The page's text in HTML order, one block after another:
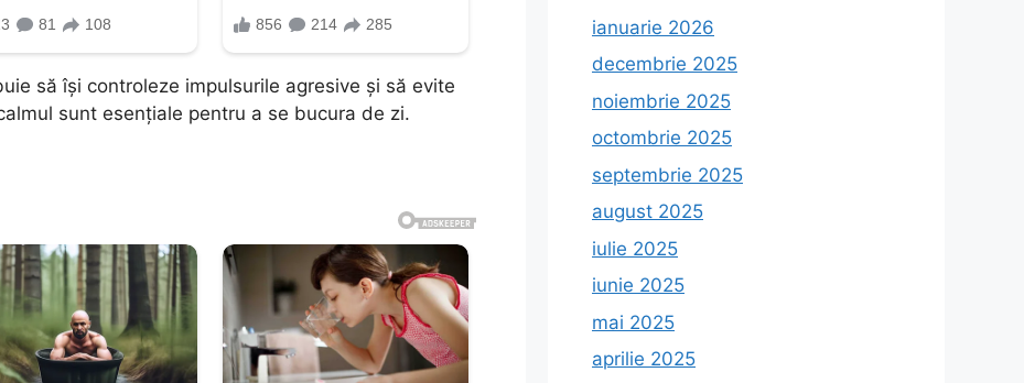
să își controleze impulsurile agresive și să evite
sunt esențiale pentru a se bucura de zi.
ianuarie 2026
decembrie 2025
noiembrie 2025
octombrie 2025
septembrie 2025
august 2025
iulie 2025
iunie 2025
mai 2025
aprilie 2025